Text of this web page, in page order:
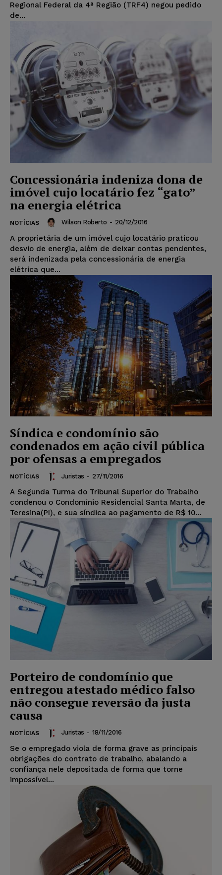
Regional Federal da 4ª Região (TRF4) negou pedido
de...
Concessionária indeniza dona de
imóvel cujo locatário fez “gato”
na energia elétrica
NOTÍCIAS Wilson Roberto - 20/12/2016
A proprietária de um imóvel cujo locatário praticou
desvio de energia, além de deixar contas pendentes,
será indenizada pela concessionária de energia
elétrica que...
Síndica e condomínio são
condenados em ação civil pública
por ofensas a empregados
NOTÍCIAS Juristas - 27/11/2016
A Segunda Turma do Tribunal Superior do Trabalho
condenou o Condomínio Residencial Santa Marta, de
Teresina(PI), e sua síndica ao pagamento de R$ 10...
Porteiro de condomínio que
entregou atestado médico falso
não consegue reversão da justa
causa
NOTÍCIAS Juristas - 18/11/2016
Se o empregado viola de forma grave as principais
obrigações do contrato de trabalho, abalando a
confiança nele depositada de forma que torne
impossível...